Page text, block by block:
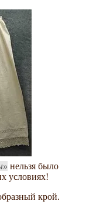
нельзя было
условиях!
крой.